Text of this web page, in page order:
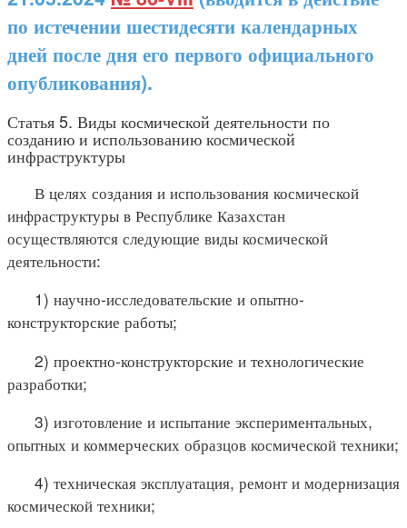
по истечении шестидесяти календарных
дней после дня его первого официального
опубликования).
Статья 5. Виды космической деятельности по
созданию и использованию космической
инфраструктуры
В целях создания и использования космической
инфраструктуры в Республике Казахстан
осуществляются следующие виды космической
деятельности:
1) научно-исследовательские и опытно-
конструкторские работы;
2) проектно-конструкторские и технологические
разработки;
3) изготовление и испытание экспериментальных,
опытных и коммерческих образцов космической техники;
4) техническая эксплуатация, ремонт и модернизация
космической техники;